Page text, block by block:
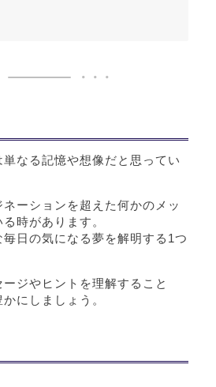
なる記憶や想像だと思ってい
ーションを超えた何かのメッ
時があります。
日の気になる夢を解明する1つ
ジやヒントを理解すること
にしましょう。